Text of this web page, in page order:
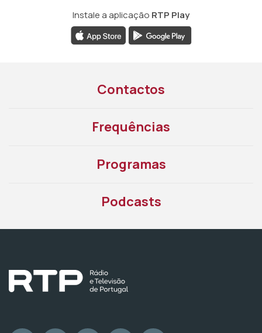
Instale a aplicação RTP Play
Contactos
Frequências
Programas
Podcasts